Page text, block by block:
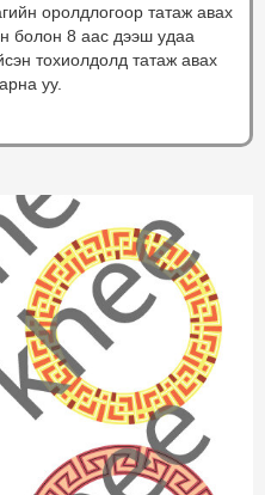
оролдлогоор татаж авах
болон 8 аас дээш удаа
тохиолдолд татаж авах
уу.